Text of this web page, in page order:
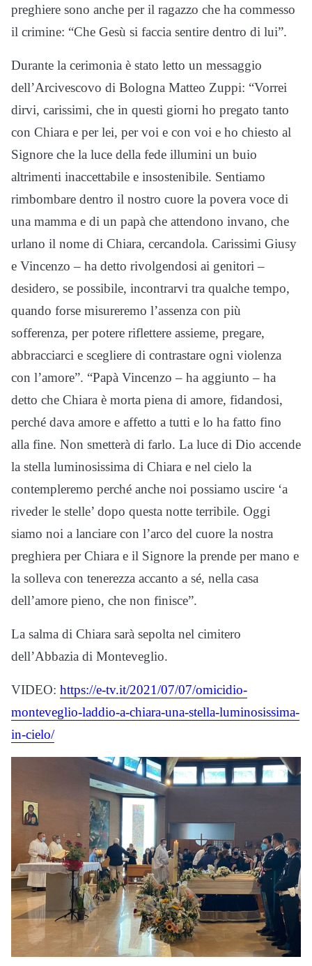
preghiere sono anche per il ragazzo che ha commesso
il crimine: “Che Gesù si faccia sentire dentro di lui”.
Durante la cerimonia è stato letto un messaggio
dell’Arcivescovo di Bologna Matteo Zuppi: “Vorrei
dirvi, carissimi, che in questi giorni ho pregato tanto
con Chiara e per lei, per voi e con voi e ho chiesto al
Signore che la luce della fede illumini un buio
altrimenti inaccettabile e insostenibile. Sentiamo
rimbombare dentro il nostro cuore la povera voce di
una mamma e di un papà che attendono invano, che
urlano il nome di Chiara, cercandola. Carissimi Giusy
e Vincenzo – ha detto rivolgendosi ai genitori –
desidero, se possibile, incontrarvi tra qualche tempo,
quando forse misureremo l’assenza con più
sofferenza, per potere riflettere assieme, pregare,
abbracciarci e scegliere di contrastare ogni violenza
con l’amore”. “Papà Vincenzo – ha aggiunto – ha
detto che Chiara è morta piena di amore, fidandosi,
perché dava amore e affetto a tutti e lo ha fatto fino
alla fine. Non smetterà di farlo. La luce di Dio accende
la stella luminosissima di Chiara e nel cielo la
contempleremo perché anche noi possiamo uscire ‘a
riveder le stelle’ dopo questa notte terribile. Oggi
siamo noi a lanciare con l’arco del cuore la nostra
preghiera per Chiara e il Signore la prende per mano e
la solleva con tenerezza accanto a sé, nella casa
dell’amore pieno, che non finisce”.
La salma di Chiara sarà sepolta nel cimitero
dell’Abbazia di Monteveglio.
VIDEO: https://e-tv.it/2021/07/07/omicidio-
monteveglio-laddio-a-chiara-una-stella-luminosissima-
in-cielo/